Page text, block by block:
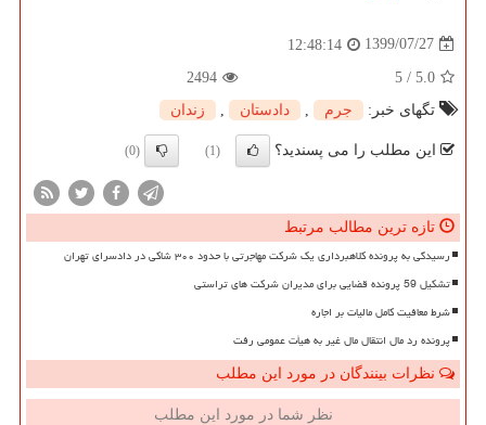
1399/07/27
12:48:14
5.0
/
5
2494
تگهای خبر:
جرم دادستان زندان
این مطلب را می پسندید؟ (1)
(0)
تازه ترین مطالب مرتبط
رسیدگی به پرونده کلاهبرداری یک شرکت مهاجرتی با حدود ۳۰۰ شاکی در دادسرای تهران
تشکیل 59 پرونده قضایی برای مدیران شرکت های تراستی
شرط معافیت کامل مالیات بر اجاره
پرونده رد مال انتقال مال غیر به هیأت عمومی رفت
نظرات بینندگان در مورد این مطلب
نظر شما در مورد این مطلب